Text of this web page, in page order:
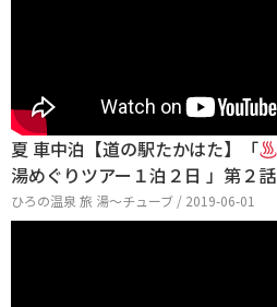
夏 車中泊【道の駅たかはた】「
湯めぐりツアー１泊２日 」第２話
ひろの温泉 旅 湯～チューブ / 2019-06-01